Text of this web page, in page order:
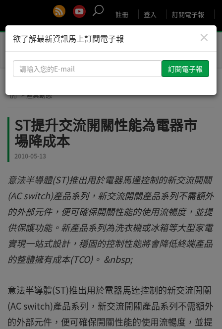
訂閱電子報
登入
註冊
Toggle
> 產業動態
ST提升交流開關性能為電器市
場降成本
2010-05-13
意法半導體(ST)推出用於電器馬達控制的新交流開關
(AC switch)產品系列，新交流開關產品系列不需額外
的外部元件，便可確保開關性能的使用流暢度，並提
供保護功能。新產品系列為洗衣機或冰箱等大型家電
實現一站式設計，穩固的控制性能將會降低終端產品
的整體擁有成本(TCO)。 &nbsp;
意法半導體(ST)推出用於電器馬達控制的新交流開關
(AC switch)產品系列，新交流開關產品系列不需額外
的外部元件，便可確保開關性能的使用流暢度，並提
×
欲了解最新資訊馬上訂閱電子報
請
輸
您
E-
mail